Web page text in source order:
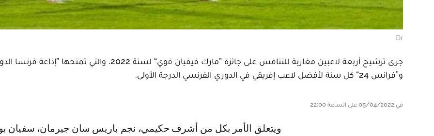
Dr
جرى ترشيح أربعة لاعبين مغاربة للتنافس على جائزة ”مارك فيفيان فوي“ لسنة 2022، والتي تمنحها ”إذاعة
و”فرانس 24“ كل سنة لأفضل لاعب إفريقي في الدوري الفرنسي الدرجة الأولى.
في 05/04/2022 على الساعة 22:00
ويتعلق الأمر بكل من أشرف حكيمي، نجم باريس سان جيرمان، سفيان بوفال،